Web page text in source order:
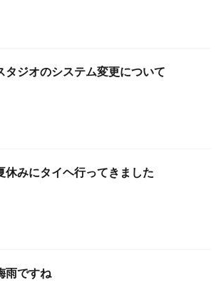
タジオのシステム変更について
休みにタイヘ行ってきました
雨ですね